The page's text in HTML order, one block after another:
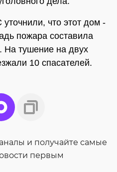
что этот дом -
пожара составила
На тушение на двух
10 спасателей.
и получайте самые
первым